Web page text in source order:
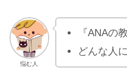
悩む人
『ANAの
どんな人